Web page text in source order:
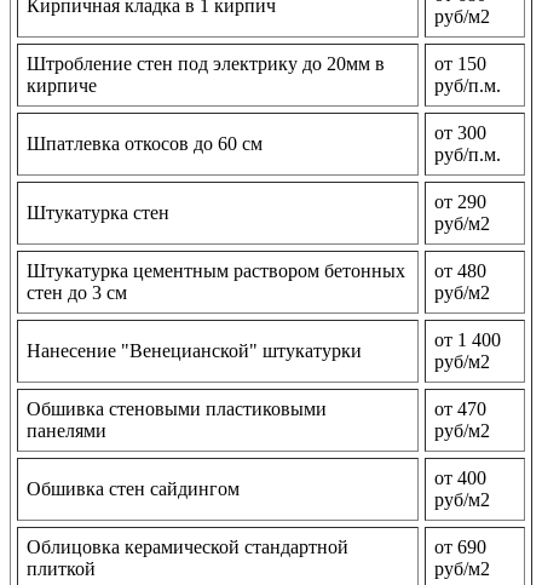
Кирпичная кладка в 1 кирпич
руб/м2
Штробление стен под электрику до 20мм в
кирпиче
от 150
руб/п.м.
Шпатлевка откосов до 60 см
от 300
руб/п.м.
Штукатурка стен
от 290
руб/м2
Штукатурка цементным раствором бетонных
стен до 3 см
от 480
руб/м2
Нанесение "Венецианской" штукатурки
от 1 400
руб/м2
Обшивка стеновыми пластиковыми
панелями
от 470
руб/м2
Обшивка стен сайдингом
от 400
руб/м2
Облицовка керамической стандартной
плиткой
от 690
руб/м2